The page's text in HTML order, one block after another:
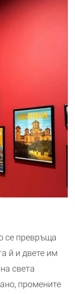
се превръща
й и двете им
света
промените